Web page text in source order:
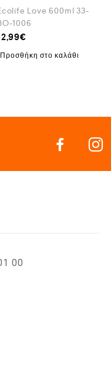
Love 600ml 33-
1006
€
Προσθήκη στο καλάθι
00